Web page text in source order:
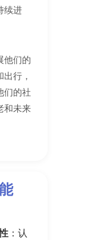
续进
他们的
行，
们的社
和未来
：认